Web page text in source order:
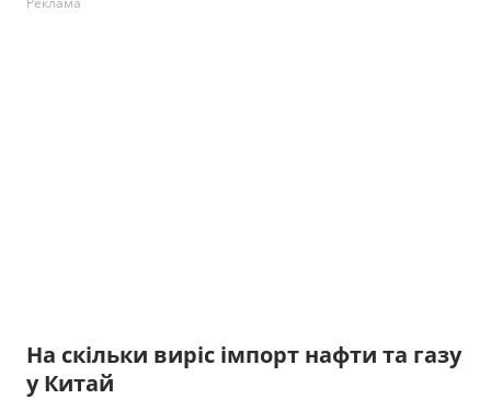
На скільки виріс імпорт нафти та газу
у Китай